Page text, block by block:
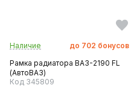
Наличие до 702 бонусов
Рамка радиатора ВАЗ-2190 FL
(АвтоВАЗ)
Код 345809